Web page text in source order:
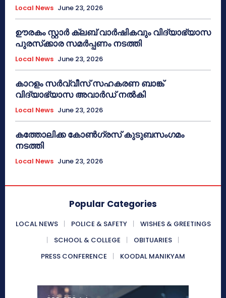
Local News June 23, 2026
ഊരകം സ്റ്റാർ ക്ലബ് വാർഷികവും വിദ്യാഭ്യാസ
പുരസ്‌ക്കാര സമർപ്പണം നടത്തി
Local News June 23, 2026
കാറളം സർവ്വീസ് സഹകരണ ബാങ്ക്
വിദ്യാഭ്യാസ അവാർഡ് നൽകി
Local News June 23, 2026
കത്തോലിക്ക കോൺഗ്രസ് കുടുബസംഗമം
നടത്തി
Local News June 23, 2026
Popular Categories
LOCAL NEWS POLICE & SAFETY
WISHES & GREETINGS
SCHOOL & COLLEGE
OBITUARIES
PRESS CONFERENCE
KOODAL MANIKYAM